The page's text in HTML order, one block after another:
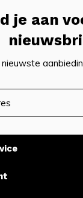
je aan